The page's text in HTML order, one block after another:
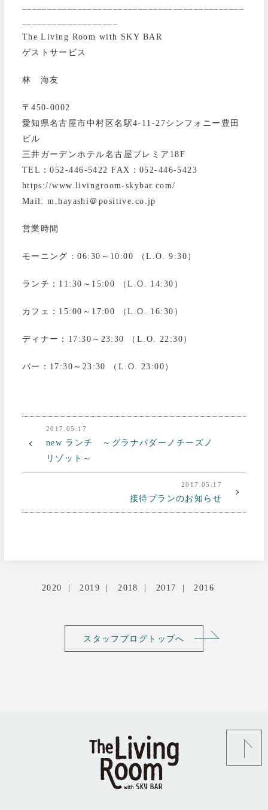
The Living Room with SKY BAR
ゲストサービス
林 海友
〒450-0002
愛知県名古屋市中村区名駅4-11-27シンフォニー豊田
ビル
三井ガーデンホテル名古屋プレミア18F
TEL：052-446-5422 FAX：052-446-5423
https://www.livingroom-skybar.com/
Mail: m.hayashi＠positive.co.jp
営業時間
モーニング：06:30～10:00 （L.O. 9:30）
ランチ：11:30～15:00 （L.O. 14:30）
カフェ：15:00～17:00 （L.O. 16:30）
ディナー：17:30～23:30 （L.O. 22:30）
バー：17:30～23:30 （L.O. 23:00）
2017.05.17
new ランチ ～グラナパダーノチーズノ
リゾット～
2017.05.17
接待プランのお知らせ
2020 2019 2018 2017 2016
スタッフブログトップへ